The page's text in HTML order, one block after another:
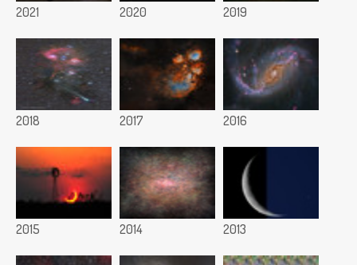
2021 2020 2019
2018 2017 2016
2015 2014 2013